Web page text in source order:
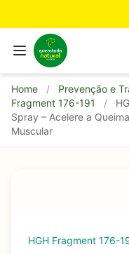
Home / Prevenção e
Fragment 176-191
/
Spray – Acelere a
Muscular
HGH Fragment 176-